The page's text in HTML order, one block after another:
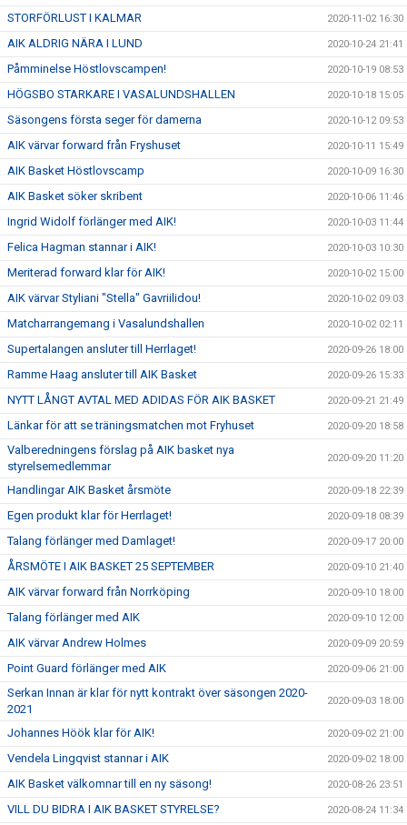
STORFÖRLUST I KALMAR 2020-11-02 16:30
AIK ALDRIG NÄRA I LUND 2020-10-24 21:41
Påmminelse Höstlovscampen! 2020-10-19 08:53
HÖGSBO STARKARE I VASALUNDSHALLEN 2020-10-18 15:05
Säsongens första seger för damerna 2020-10-12 09:53
AIK värvar forward från Fryshuset 2020-10-11 15:49
AIK Basket Höstlovscamp 2020-10-09 16:30
AIK Basket söker skribent 2020-10-06 11:46
Ingrid Widolf förlänger med AIK! 2020-10-03 11:44
Felica Hagman stannar i AIK! 2020-10-03 10:30
Meriterad forward klar för AIK! 2020-10-02 15:00
AIK värvar Styliani "Stella" Gavriilidou! 2020-10-02 09:03
Matcharrangemang i Vasalundshallen 2020-10-02 02:11
Supertalangen ansluter till Herrlaget! 2020-09-26 18:00
Ramme Haag ansluter till AIK Basket 2020-09-26 15:33
NYTT LÅNGT AVTAL MED ADIDAS FÖR AIK BASKET 2020-09-21 21:49
Länkar för att se träningsmatchen mot Fryhuset 2020-09-20 18:58
Valberedningens förslag på AIK basket nya
styrelsemedlemmar
2020-09-20 11:20
Handlingar AIK Basket årsmöte 2020-09-18 22:39
Egen produkt klar för Herrlaget! 2020-09-18 08:39
Talang förlänger med Damlaget! 2020-09-17 20:00
ÅRSMÖTE I AIK BASKET 25 SEPTEMBER 2020-09-10 21:40
AIK värvar forward från Norrköping 2020-09-10 18:00
Talang förlänger med AIK 2020-09-10 12:00
AIK värvar Andrew Holmes 2020-09-09 20:59
Point Guard förlänger med AIK 2020-09-06 21:00
Serkan Innan är klar för nytt kontrakt över säsongen 2020-
2021
2020-09-03 18:00
Johannes Höök klar för AIK! 2020-09-02 21:00
Vendela Lingqvist stannar i AIK 2020-09-02 18:00
AIK Basket välkomnar till en ny säsong! 2020-08-26 23:51
VILL DU BIDRA I AIK BASKET STYRELSE? 2020-08-24 11:34